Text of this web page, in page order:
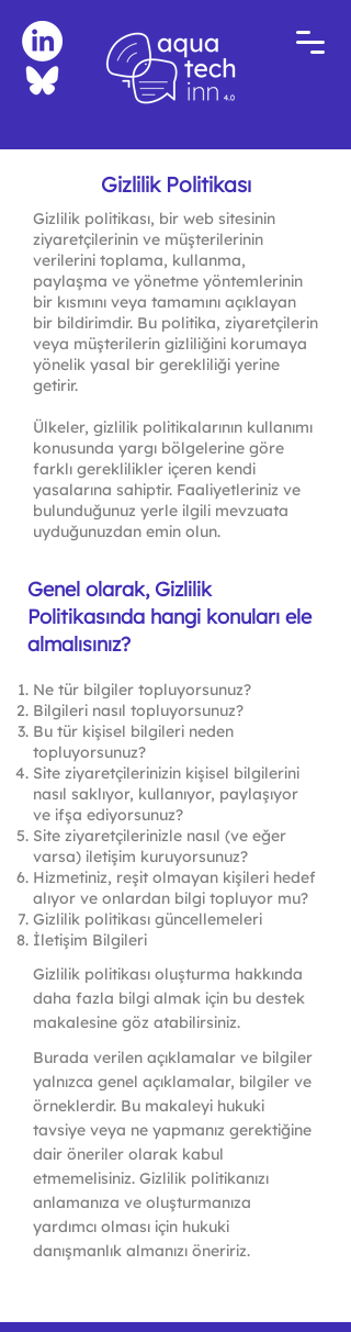
Gizlilik Politikası
Gizlilik politikası, bir web sitesinin
ziyaretçilerinin ve müşterilerinin
verilerini toplama, kullanma,
paylaşma ve yönetme yöntemlerinin
bir kısmını veya tamamını açıklayan
bir bildirimdir. Bu politika, ziyaretçilerin
veya müşterilerin gizliliğini korumaya
yönelik yasal bir gerekliliği yerine
getirir.
Ülkeler, gizlilik politikalarının kullanımı
konusunda yargı bölgelerine göre
farklı gereklilikler içeren kendi
yasalarına sahiptir. Faaliyetleriniz ve
bulunduğunuz yerle ilgili mevzuata
uyduğunuzdan emin olun.
Genel olarak, Gizlilik
Politikasında hangi konuları ele
almalısınız?
Ne tür bilgiler topluyorsunuz?
Bilgileri nasıl topluyorsunuz?
Bu tür kişisel bilgileri neden
topluyorsunuz?
Site ziyaretçilerinizin kişisel bilgilerini
nasıl saklıyor, kullanıyor, paylaşıyor
ve ifşa ediyorsunuz?
Site ziyaretçilerinizle nasıl (ve eğer
varsa) iletişim kuruyorsunuz?
Hizmetiniz, reşit olmayan kişileri hedef
alıyor ve onlardan bilgi topluyor mu?
Gizlilik politikası güncellemeleri
İletişim Bilgileri
Gizlilik politikası oluşturma hakkında
daha fazla bilgi almak için bu destek
makalesine göz atabilirsiniz.
Burada verilen açıklamalar ve bilgiler
yalnızca genel açıklamalar, bilgiler ve
örneklerdir. Bu makaleyi hukuki
tavsiye veya ne yapmanız gerektiğine
dair öneriler olarak kabul
etmemelisiniz. Gizlilik politikanızı
anlamanıza ve oluşturmanıza
yardımcı olması için hukuki
danışmanlık almanızı öneririz.